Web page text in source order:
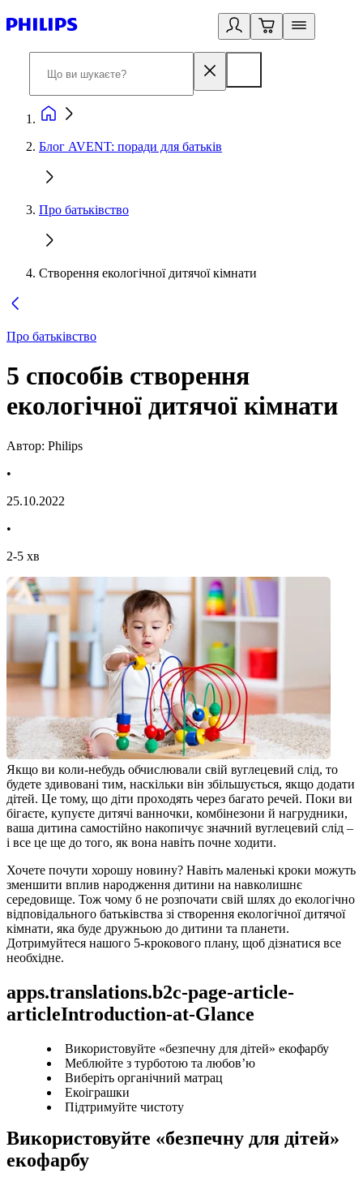
Блог AVENT: поради для батьків
Про батьківство
Створення екологічної дитячої кімнати
Про батьківство
5 способів створення
екологічної дитячої кімнати
Автор: Philips
•
25.10.2022
•
2-5 хв
Якщо ви коли-небудь обчислювали свій вуглецевий слід, то
будете здивовані тим, наскільки він збільшується, якщо додати
дітей. Це тому, що діти проходять через багато речей. Поки ви
бігаєте, купуєте дитячі ванночки, комбінезони й нагрудники,
ваша дитина самостійно накопичує значний вуглецевий слід –
і все це ще до того, як вона навіть почне ходити.
Хочете почути хорошу новину? Навіть маленькі кроки можуть
зменшити вплив народження дитини на навколишнє
середовище. Тож чому б не розпочати свій шлях до екологічно
відповідального батьківства зі створення екологічної дитячої
кімнати, яка буде дружньою до дитини та планети.
Дотримуйтеся нашого 5-крокового плану, щоб дізнатися все
необхідне.
apps.translations.b2c-page-article-
articleIntroduction-at-Glance
Використовуйте «безпечну для дітей» екофарбу
Меблюйте з турботою та любов’ю
Виберіть органічний матрац
Екоіграшки
Підтримуйте чистоту
Використовуйте «безпечну для дітей»
екофарбу